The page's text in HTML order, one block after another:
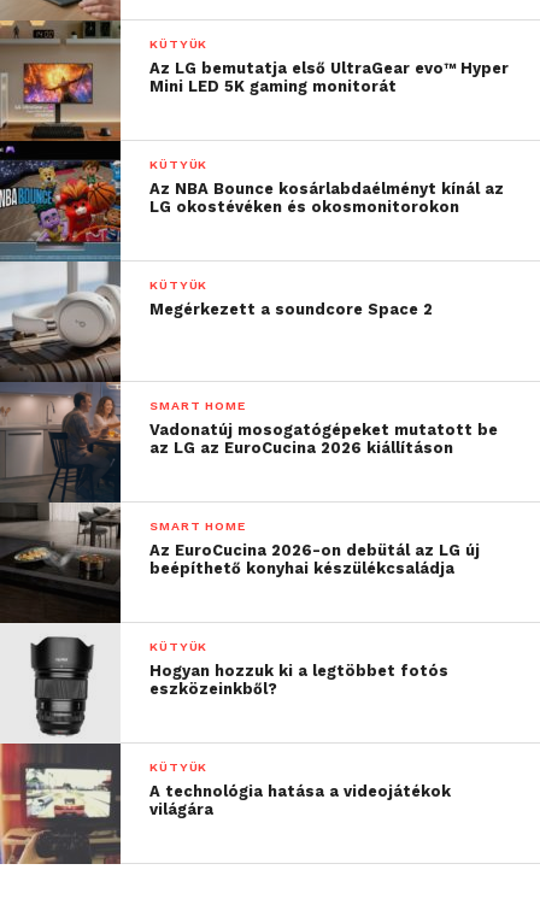
KÜTYÜK
Az LG bemutatja első UltraGear evo™ Hyper
Mini LED 5K gaming monitorát
KÜTYÜK
Az NBA Bounce kosárlabdaélményt kínál az
LG okostévéken és okosmonitorokon
KÜTYÜK
Megérkezett a soundcore Space 2
SMART HOME
Vadonatúj mosogatógépeket mutatott be
az LG az EuroCucina 2026 kiállításon
SMART HOME
Az EuroCucina 2026-on debütál az LG új
beépíthető konyhai készülékcsaládja
KÜTYÜK
Hogyan hozzuk ki a legtöbbet fotós
eszközeinkből?
KÜTYÜK
A technológia hatása a videojátékok
világára